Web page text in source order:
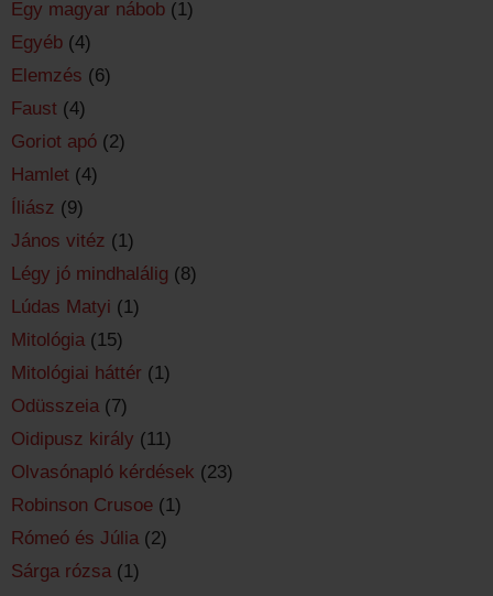
Egy magyar nábob (1)
Egyéb (4)
Elemzés (6)
Faust (4)
Goriot apó (2)
Hamlet (4)
Íliász (9)
János vitéz (1)
Légy jó mindhalálig (8)
Lúdas Matyi (1)
Mitológia (15)
Mitológiai háttér (1)
Odüsszeia (7)
Oidipusz király (11)
Olvasónapló kérdések (23)
Robinson Crusoe (1)
Rómeó és Júlia (2)
Sárga rózsa (1)